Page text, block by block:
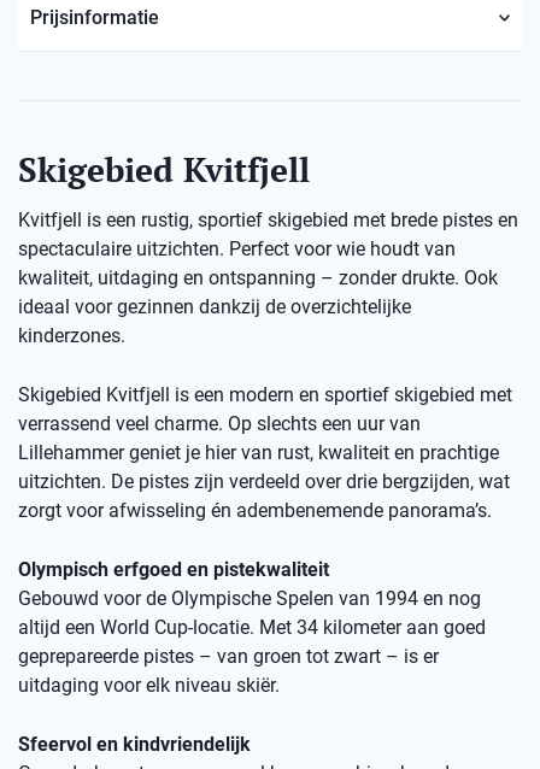
Prijsinformatie
Skigebied Kvitfjell
Kvitfjell is een rustig, sportief skigebied met brede pistes en
spectaculaire uitzichten. Perfect voor wie houdt van
kwaliteit, uitdaging en ontspanning – zonder drukte. Ook
ideaal voor gezinnen dankzij de overzichtelijke
kinderzones.
Skigebied Kvitfjell is een modern en sportief skigebied met
verrassend veel charme. Op slechts een uur van
Lillehammer geniet je hier van rust, kwaliteit en prachtige
uitzichten. De pistes zijn verdeeld over drie bergzijden, wat
zorgt voor afwisseling én adembenemende panorama’s.
Olympisch erfgoed en pistekwaliteit
Gebouwd voor de Olympische Spelen van 1994 en nog
altijd een World Cup-locatie. Met 34 kilometer aan goed
geprepareerde pistes – van groen tot zwart – is er
uitdaging voor elk niveau skiër.
Sfeervol en kindvriendelijk